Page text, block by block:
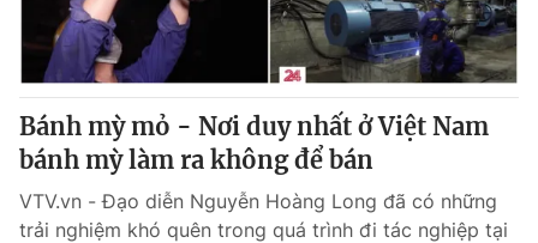
Sản phẩm
Thị trường
Tư vấn
Lịch phát sóng
Chuyên mục khác
Emagazine Podcast
Bánh mỳ mỏ - Nơi duy nhất ở Việt Nam
bánh mỳ làm ra không để bán
VTV.vn - Đạo diễn Nguyễn Hoàng Long đã có những
trải nghiệm khó quên trong quá trình đi tác nghiệp tại